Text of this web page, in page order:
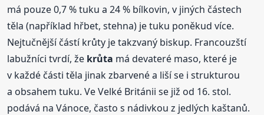
má pouze 0,7 % tuku a 24 % bílkovin, v jiných částech
těla (například hřbet, stehna) je tuku poněkud více.
Nejtučnější částí krůty je takzvaný biskup. Francouzští
labužníci tvrdí, že krůta má devateré maso, které je
v každé části těla jinak zbarvené a liší se i strukturou
a obsahem tuku. Ve Velké Británii se již od 16. stol.
podává na Vánoce, často s nádivkou z jedlých kaštanů.